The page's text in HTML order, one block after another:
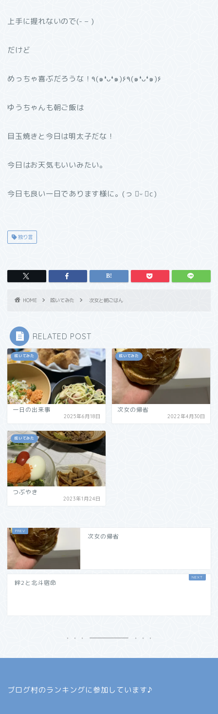
上手に握れないので(- – )
だけど
めっちゃ喜ぶだろうな！٩(๑❛ᴗ❛๑)۶٩(๑❛ᴗ❛๑)۶
ゆうちゃんも朝ご飯は
目玉焼きと今日は明太子だな！
今日はお天気もいいみたい。
今日も良い一日であります様に。(っ ॑ᵕ ॑c)
独り言
HOME 呟いてみた 次女と朝ごはん
RELATED POST
呟いてみた
一日の出来事
2025年6月18日
呟いてみた
次女の帰省
2022年4月30日
呟いてみた
つぶやき
2023年1月24日
次女の帰省
絆2と北斗宿命
ブログ村のランキングに参加しています♪